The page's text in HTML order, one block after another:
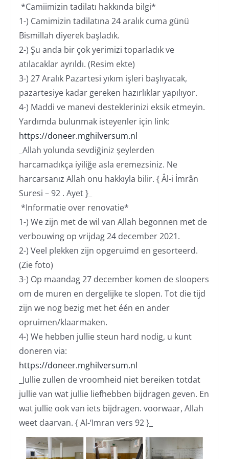
*Camiimizin tadilatı hakkında bilgi*
1-) Camimizin tadilatına 24 aralık cuma günü
Bismillah diyerek başladık.
2-) Şu anda bir çok yerimizi toparladık ve
atılacaklar ayrıldı. (Resim ekte)
3-) 27 Aralık Pazartesi yıkım işleri başlıyacak,
pazartesiye kadar gereken hazırlıklar yapılıyor.
4-) Maddi ve manevi desteklerinizi eksik etmeyin.
Yardımda bulunmak isteyenler için link:
https://doneer.mghilversum.nl
_Allah yolunda sevdiğiniz şeylerden
harcamadıkça iyiliğe asla eremezsiniz. Ne
harcarsanız Allah onu hakkıyla bilir. { Âl-i İmrân
Suresi – 92 . Ayet }_
*Informatie over renovatie*
1-) We zijn met de wil van Allah begonnen met de
verbouwing op vrijdag 24 december 2021.
2-) Veel plekken zijn opgeruimd en gesorteerd.
(Zie foto)
3-) Op maandag 27 december komen de sloopers
om de muren en dergelijke te slopen. Tot die tijd
zijn we nog bezig met het één en ander
opruimen/klaarmaken.
4-) We hebben jullie steun hard nodig, u kunt
doneren via:
https://doneer.mghilversum.nl
_Jullie zullen de vroomheid niet bereiken totdat
jullie van wat jullie liefhebben bijdragen geven. En
wat jullie ook van iets bijdragen. voorwaar, Allah
weet daarvan. { Al-‘Imran vers 92 }_